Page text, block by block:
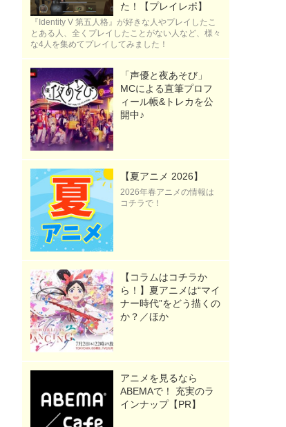
た！【プレイレポ】
『Identity V 第五人格』が好きな人やプレイしたこ
とある人、全くプレイしたことがない人など、様々
な4人を集めてプレイしてみました！
「声優と夜あそび」
MCによる直筆プロフ
ィール帳&トレカを公
開中♪
【夏アニメ 2026】
2026年春アニメの情報は
コチラで！
【コラムはコチラか
ら！】夏アニメは“マイ
ナー時代”をどう描くの
か？／ほか
アニメを見るなら
ABEMAで！ 充実のラ
インナップ【PR】